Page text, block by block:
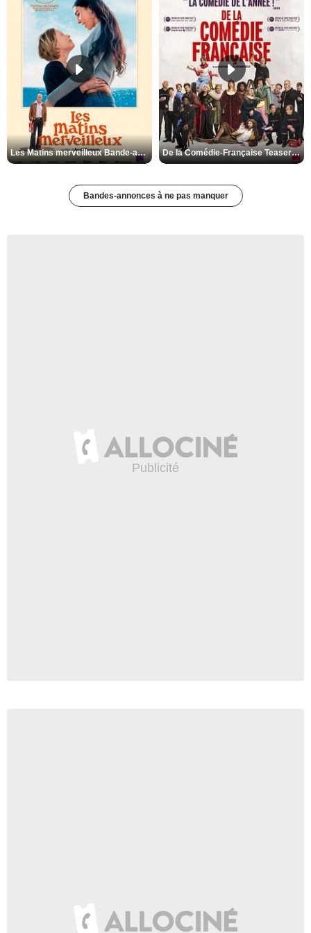
Les Matins merveilleux Bande-annonce VF De la Comédie-Française Teaser VF
Bandes-annonces à ne pas manquer